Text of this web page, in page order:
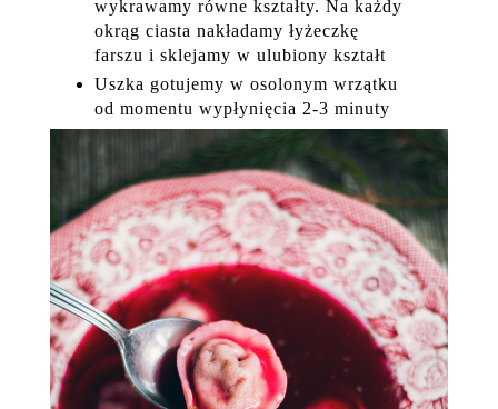
wykrawamy równe kształty. Na każdy
okrąg ciasta nakładamy łyżeczkę
farszu i sklejamy w ulubiony kształt
Uszka gotujemy w osolonym wrzątku
od momentu wypłynięcia 2-3 minuty